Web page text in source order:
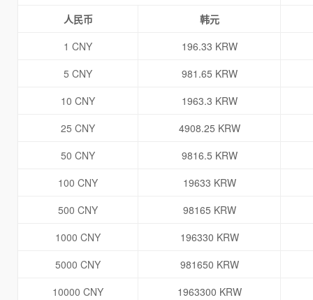
人民币
韩元
1 CNY
196.33 KRW
5 CNY
981.65 KRW
10 CNY
1963.3 KRW
25 CNY
4908.25 KRW
50 CNY
9816.5 KRW
100 CNY
19633 KRW
500 CNY
98165 KRW
1000 CNY
196330 KRW
5000 CNY
981650 KRW
10000 CNY
1963300 KRW